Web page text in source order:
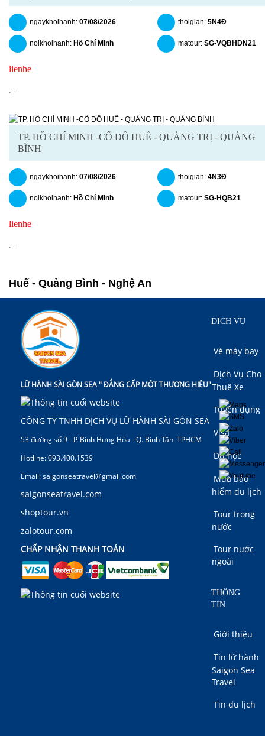
ngaykhoihanh: 07/08/2026
noikhoihanh: Hồ Chí Minh
thoigian: 5N4Đ
matour: SG-VQBHDN21
lienhe
, -
TP. HỒ CHÍ MINH -CỐ ĐÔ HUẾ - QUẢNG TRỊ - QUẢNG
BÌNH
ngaykhoihanh: 07/08/2026
noikhoihanh: Hồ Chí Minh
thoigian: 4N3Đ
matour: SG-HQB21
lienhe
, -
Huế - Quảng Bình - Nghệ An
LỮ HÀNH SÀI GÒN SEA " ĐẲNG CẤP MỘT THƯƠNG HIỆU"
CÔNG TY TNHH DỊCH VỤ LỮ HÀNH SÀI GÒN SEA
53 đường số 9 - P. Bình Hưng Hòa - Q. Bình Tân. TPHCM
Hotline: 093.400.1539
Email: saigonseatravel@gmail.com
saigonseatravel.com
shoptour.vn
zalotour.com
CHẤP NHẬN THANH TOÁN
DỊCH VỤ
Vé máy bay
Dịch Vụ Cho
Thuê Xe
Tuyển dụng
Visa
Du học
Mua bảo
hiểm du lịch
Tour trong
nước
Tour nước
ngoài
THÔNG
TIN
Giới thiệu
Tin lữ hành
Saigon Sea
Travel
Tin du lịch